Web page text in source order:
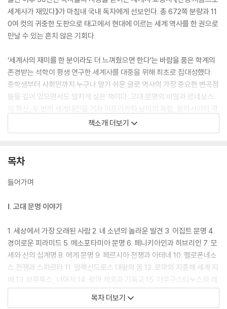
세계사가 재밌다》가 마침내 국내 독자에게 선보인다. 총 672쪽 분량과 11
0여 컷의 귀중한 도판으로 태고에서 현대에 이르는 세계 역사를 한 권으로
만날 수 있는 흔치 않은 기회다.
‘세계사의 재미를 한 분이라도 더 느껴줬으면 한다’는 바람을 품은 학계의
존경받는 석학이 평생 연구한 세계사를 대중을 위해 최초로 집대성했다.
중학생부터 사회인까지 누구나 알기 쉬운 글로 역사의 가장 중요한 변곡점
들을 깊이 있으면서도 알차게 실은 책이다. 고대 문명의 비밀과 르네상스
의 혁신, 두 번의 세계대전을 거쳐 아프리카와 남미의 독립, 동아시아의 격
동으로 이어지는 전 지구적 문명사가 짜임새 있는 흐름으로 펼쳐진다. 이
해를 돕는 그림자료는 역사적 장면을 생생히 느낄 수 있도록 엄선되었다.
“르네상스는 1000년 동안 억눌린 중세인의 마음이 내부로 초집중된 결과
질적인 통찰을 곳곳에 녹인 대가의 필치는 책의 백미다. 단두대로 향하던
서양을 동경했던 러시아 황제는 사실 투박한 오두막에서 술잔을 기울이는
계사’가 아니라 인간이 살아온 생생한 냄새가 느껴지는 ‘정취 있는 세계
사’를 맛보게 될 것이다.
이미 일본에서는 출간 직후 베스트셀러가 되었으며 문고판으로 보급되어
오늘날까지도 ‘세계사의 클래식’으로 불린다. 한 독자는 “단숨에 읽고 감동
에 젖었다”고 감탄할 만큼 흡입력 있는 내용이 마음을 사로잡는다. 이 한
권으로 책을 손에서 못 놓는 재미에 빠질 수도, 학자의 우러나온 통찰에 깜
책소개 더보기
목차
들어가며
Ⅰ. 고대 문명 이야기
1. 세상에서 가장 오래된 사람 2. 네 소년의 놀라운 발견 3. 이집트 문명 4.
경이로운 피라미드 5. 메소포타미아 문명 6. 페니키아인과 히브리인 7. 모
세와 신의 십계명 8. 에게 문명 9. 페르시아 전쟁과 아테네 10. 펠로폰네소
스 전쟁과 스파르타 11. 알렉산드로스 대왕의 꿈 12. 로마의 지중해 세계 지
배 13. 브루투스, 너마저 14. 로마 제국과 기독교 15. 아우구스티누스와 레
오 1세 16. 불교와 힌두교 17. 황하 문명 18. 공자와 석가 19. 최초의 통일
국가, 진나라 20. 한나라의 융성
목차 더보기